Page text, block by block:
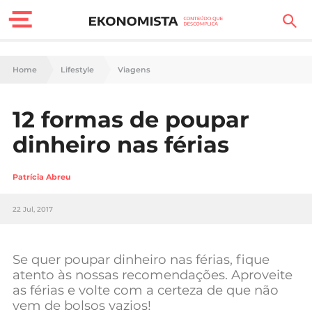
Finanças Pessoais
Carreira
Tecnologia
Negócios
Home Lifestyle Viagens
12 formas de poupar
dinheiro nas férias
Patrícia Abreu
22 Jul, 2017
Se quer poupar dinheiro nas férias, fique
atento às nossas recomendações. Aproveite
as férias e volte com a certeza de que não
vem de bolsos vazios!